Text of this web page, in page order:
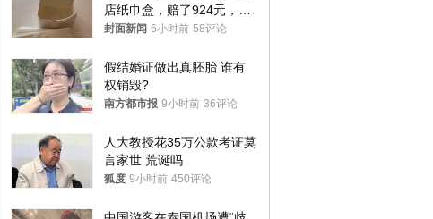
店纸巾盒，赔了924元，发
帖吐槽后酒店退还一半的
封面新闻 6小时前 58评论
假结婚证做出真胚胎 谁有
权销毁?
南方都市报 9小时前 36评论
人大教授花35万公款考证莫
言家世 荒诞吗
狐度 9小时前 450评论